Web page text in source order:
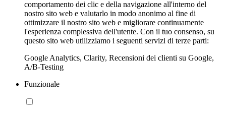
comportamento dei clic e della navigazione all'interno del
nostro sito web e valutarlo in modo anonimo al fine di
ottimizzare il nostro sito web e migliorare continuamente
l'esperienza complessiva dell'utente. Con il tuo consenso, su
questo sito web utilizziamo i seguenti servizi di terze parti:
Google Analytics, Clarity, Recensioni dei clienti su Google,
A/B-Testing
Funzionale